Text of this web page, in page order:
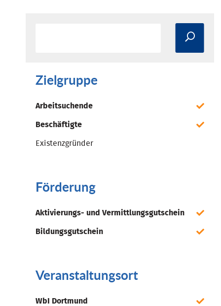
Zielgruppe
Arbeitsuchende
Beschäftigte
Existenzgründer
Förderung
Aktivierungs- und Vermittlungsgutschein
Bildungsgutschein
Veranstaltungsort
WbI Dortmund